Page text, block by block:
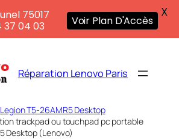
Réparation Lenovo Paris
Legion T5-26AMR5 Desktop
trackpad ou touchpad pc portable
Desktop (Lenovo)
75017
37 04 03
Voir Plan D'Accès
X